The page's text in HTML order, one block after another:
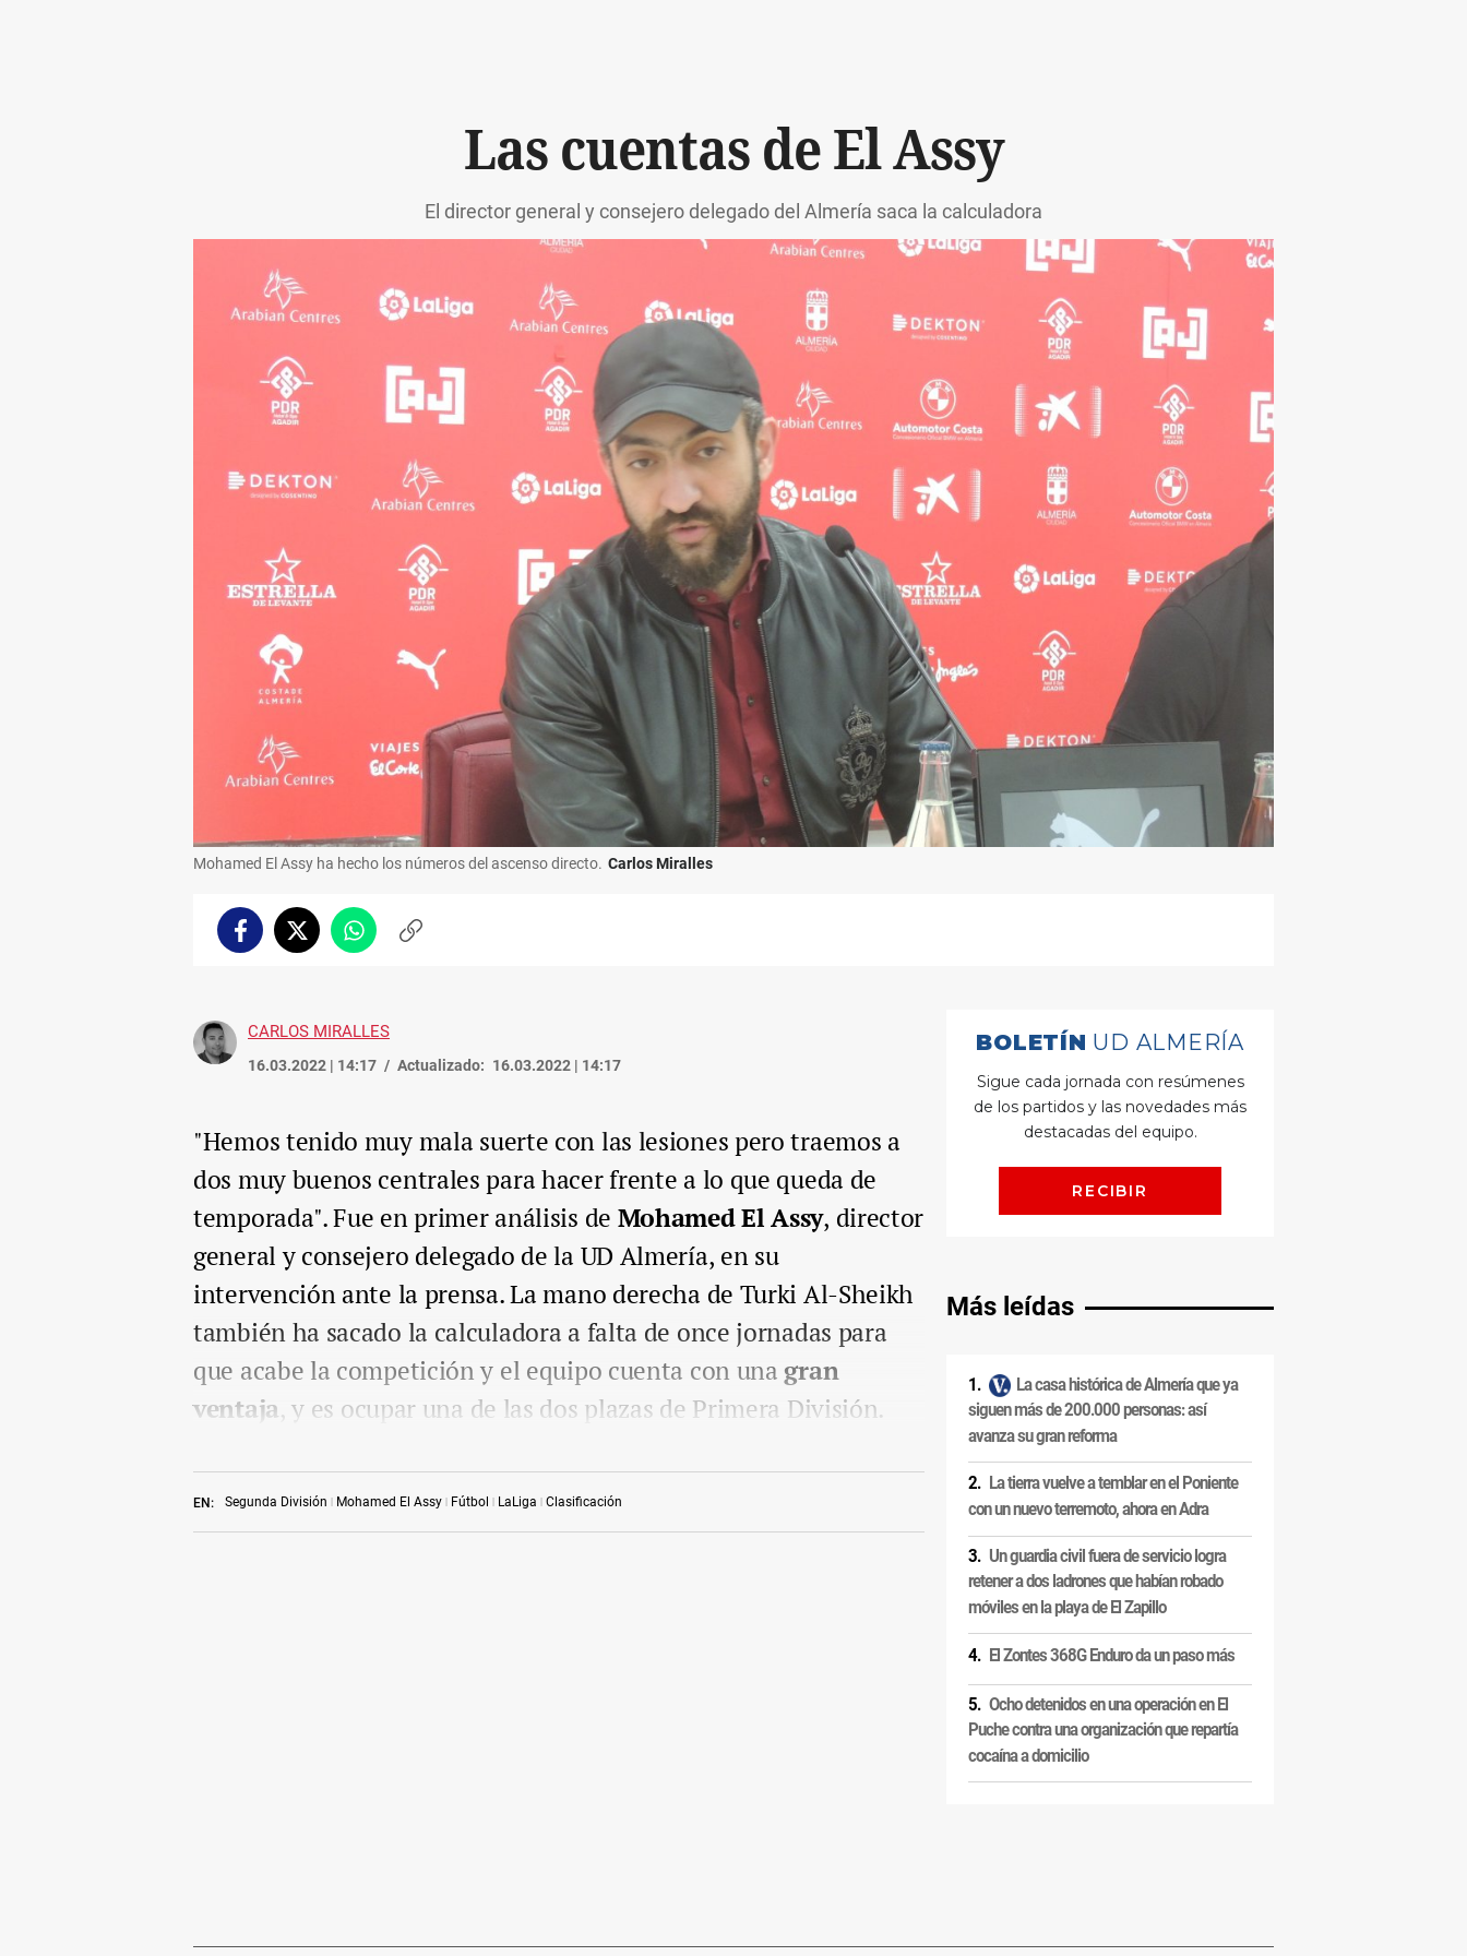
Las cuentas de El Assy
El director general y consejero delegado del Almería saca la calculadora
Mohamed El Assy ha hecho los números del ascenso directo. Carlos Miralles
FacebookTwitterWhatsappCopiar
CARLOS MIRALLES
16.03.2022 | 14:17 Actualizado: 16.03.2022 | 14:17
EN: Segunda División Mohamed El Assy Fútbol LaLiga Clasificación
"Hemos tenido muy mala suerte con las lesiones pero traemos a
dos muy buenos centrales para hacer frente a lo que queda de
temporada". Fue en primer análisis de Mohamed El Assy, director
general y consejero delegado de la UD Almería, en su
intervención ante la prensa. La mano derecha de Turki Al-Sheikh
también ha sacado la calculadora a falta de once jornadas para
que acabe la competición y el equipo cuenta con una gran
ventaja, y es ocupar una de las dos plazas de Primera División.
Más leídas
La casa histórica de Almería que ya
siguen más de 200.000 personas: así
avanza su gran reforma
La tierra vuelve a temblar en el Poniente
con un nuevo terremoto, ahora en Adra
Un guardia civil fuera de servicio logra
retener a dos ladrones que habían robado
móviles en la playa de El Zapillo
El Zontes 368G Enduro da un paso más
Ocho detenidos en una operación en El
Puche contra una organización que repartía
cocaína a domicilio